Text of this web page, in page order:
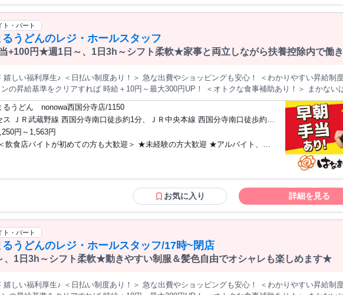
ト・パート
るうどんのレジ・ホールスタッフ
+100円★週1日～、1日3h～シフト柔軟★家事と両立しながら扶養控除内で働
い福利厚生♪ ＜日払い制度あり！＞ 急な出費やショッピングも安心！ ＜わかりやすい昇給制度あり＞ 各
基準をクリアすれば 時給＋10円～最大300円UP！ ＜オトクな食事補助あり！＞ まかないは全品70％
本場！
のはなまるうどんで 調理・接客のオシゴト♪ ＊＊＊＊＊＊＊＊＊＊＊＊＊＊＊＊＊＊＊＊ ＼こ
す♪／ ◯扶養範囲内で家計の足しにしたい方 ◯プライベートも大切にしたい方 ◯チームワークが好
好きな方♪ ◯食べることが好きな方 ◯調理・接客スキルを身につけたい方 ＊＊＊＊＊＊＊＊＊＊
す。 ＊＊＊＊＊＊＊＊＊＊
＊＊＊＊＊＊ ＼役割を分担してチームでうどん作り／ ●うどん釜での麺ゆで ●天ぷら揚げ ●うどん
ジ ●食器洗い ●ホール 担当ポジションはシゴト当日に、スキル・ 経験に応じて、シフトリーダーが
＊＊＊＊＊＊＊ 調理をしたことがない、接客は初めて… という方でも心配いりません！ ＊
＊＊＊＊＊＊＊＊＊＊＊＊＊＊＊ ＼ていねいな研修とマニュアル完備／ まずは先輩スタッフに言
の役割の作業を行えばOK！ ポジションごとに作業内容は異なります。 慣れるまで、繰り返し練習
身につけて、チームワークで 美味しいうどんを提供していきましょう♪ 飲食店のオシゴトが初めての方
心♪ ＼慣れてきたら各ポジションを担当／ きっかけは「やってみたい」でOK！ うどん
天ぷらを揚げる、 レジでお会計など、できるポジションを 増やせば時給もしっかりUPします！ 週1日～、1
！シフト柔軟！ ＼ライフスタイルに合わせて働ける／ ◯週1日～、1日3h～OK！ ◯時間・曜日の
働き方が可能！ ◯平日のみ、土日のみOK！ ◯扶養内勤務OK
～金／10：00～14：00 ★パートの後はまかないで遅めのランチ♪ ー
るうどん nonowa西国分寺店/1150
ス ＪＲ武蔵野線 西国分寺南口徒歩約1分、ＪＲ中央本線 西国分寺南口徒歩約1
武国分寺線 恋ヶ窪徒歩約18分 西国分寺駅すぐ
円～1,563円
飲食店バイトが初めての方も大歓迎＞ ★未経験の方大歓迎 ★アルバイト、パ
国語など 語学を活かしたい方も歓迎 ※
が日本語以外の方は日本語検定N2以上 （業務上必要なため）
お気に入り 詳細を見る
ト・パート
るうどんのレジ・ホールスタッフ/17時~閉店
、1日3h～シフト柔軟★動きやすい制服＆髪色自由でオシャレも楽しめます★
い福利厚生♪ ＜日払い制度あり！＞ 急な出費やショッピングも安心！ ＜わかりやすい昇給制度あり＞ 各